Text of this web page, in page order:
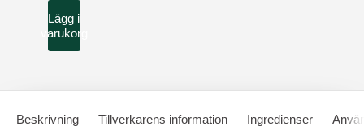
Lägg i
varukorg
Beskrivning Tillverkarens information Ingredienser